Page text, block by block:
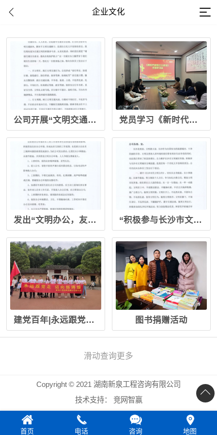
企业文化
公司开展“文明交通”活动倡议 党员学习《新时代爱国主义教育》相关内容
发出“文明办公，友善待人”倡议书 “积极参与长沙市文明城市全域创建”活动倡议
建党百年|永远跟党走 迈向新辉煌 图书捐赠活动
滑动查询更多
首页 电话 咨询 地图
Copyright © 2021 湖南新泉工程咨询有限公司
技术支持：
竞网智赢